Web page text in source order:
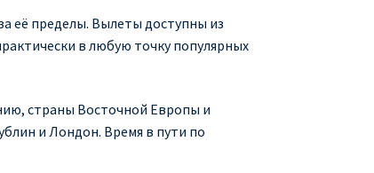
её пределы. Вылеты доступны из
в любую точку популярных
страны Восточной Европы и
и Лондон. Время в пути по